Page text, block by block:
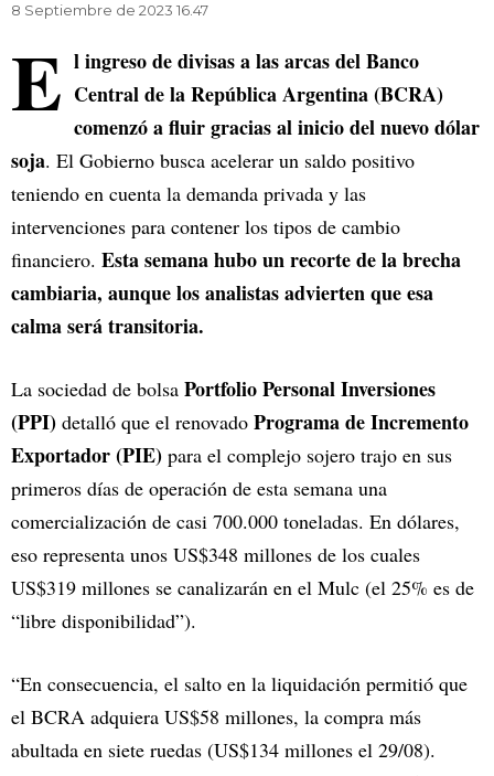
8 Septiembre de 2023 16.47
E l ingreso de divisas a las arcas del Banco
Central de la República Argentina (BCRA)
comenzó a fluir gracias al inicio del nuevo dólar
soja. El Gobierno busca acelerar un saldo positivo
teniendo en cuenta la demanda privada y las
intervenciones para contener los tipos de cambio
financiero. Esta semana hubo un recorte de la brecha
cambiaria, aunque los analistas advierten que esa
calma será transitoria.
La sociedad de bolsa Portfolio Personal Inversiones
(PPI) detalló que el renovado Programa de Incremento
Exportador (PIE) para el complejo sojero trajo en sus
primeros días de operación de esta semana una
comercialización de casi 700.000 toneladas. En dólares,
eso representa unos US$348 millones de los cuales
US$319 millones se canalizarán en el Mulc (el 25% es de
“libre disponibilidad”).
“En consecuencia, el salto en la liquidación permitió que
el BCRA adquiera US$58 millones, la compra más
abultada en siete ruedas (US$134 millones el 29/08).